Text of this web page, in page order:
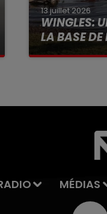
13 juillet 2026
WINGLES:
LA BASE DE
La victime a
MÉDIAS